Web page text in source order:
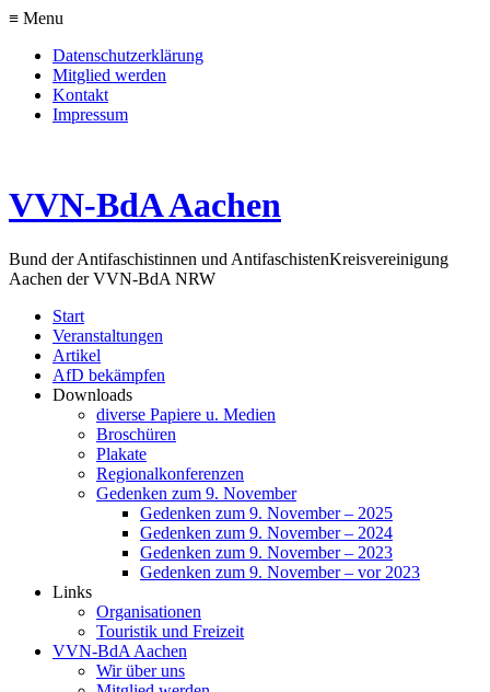
≡ Menu
Datenschutzerklärung
Mitglied werden
Kontakt
Impressum
VVN-BdA Aachen
Bund der Antifaschistinnen und AntifaschistenKreisvereinigung
Aachen der VVN-BdA NRW
Start
Veranstaltungen
Artikel
AfD bekämpfen
Downloads
diverse Papiere u. Medien
Broschüren
Plakate
Regionalkonferenzen
Gedenken zum 9. November
Gedenken zum 9. November – 2025
Gedenken zum 9. November – 2024
Gedenken zum 9. November – 2023
Gedenken zum 9. November – vor 2023
Links
Organisationen
Touristik und Freizeit
VVN-BdA Aachen
Wir über uns